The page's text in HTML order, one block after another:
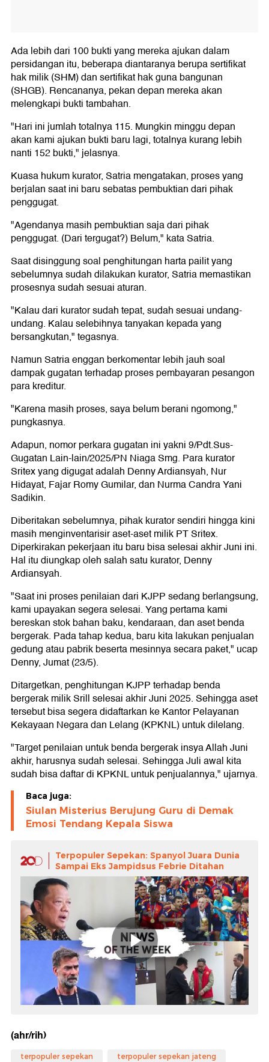
Ada lebih dari 100 bukti yang mereka ajukan dalam
persidangan itu, beberapa diantaranya berupa sertifikat
hak milik (SHM) dan sertifikat hak guna bangunan
(SHGB). Rencananya, pekan depan mereka akan
melengkapi bukti tambahan.
"Hari ini jumlah totalnya 115. Mungkin minggu depan
akan kami ajukan bukti baru lagi, totalnya kurang lebih
nanti 152 bukti," jelasnya.
Kuasa hukum kurator, Satria mengatakan, proses yang
berjalan saat ini baru sebatas pembuktian dari pihak
penggugat.
"Agendanya masih pembuktian saja dari pihak
penggugat. (Dari tergugat?) Belum," kata Satria.
Saat disinggung soal penghitungan harta pailit yang
sebelumnya sudah dilakukan kurator, Satria memastikan
prosesnya sudah sesuai aturan.
"Kalau dari kurator sudah tepat, sudah sesuai undang-
undang. Kalau selebihnya tanyakan kepada yang
bersangkutan," tegasnya.
Namun Satria enggan berkomentar lebih jauh soal
dampak gugatan terhadap proses pembayaran pesangon
para kreditur.
"Karena masih proses, saya belum berani ngomong,"
pungkasnya.
Adapun, nomor perkara gugatan ini yakni 9/Pdt.Sus-
Gugatan Lain-lain/2025/PN Niaga Smg. Para kurator
Sritex yang digugat adalah Denny Ardiansyah, Nur
Hidayat, Fajar Romy Gumilar, dan Nurma Candra Yani
Sadikin.
Diberitakan sebelumnya, pihak kurator sendiri hingga kini
masih menginventarisir aset-aset milik PT Sritex.
Diperkirakan pekerjaan itu baru bisa selesai akhir Juni ini.
Hal itu diungkap oleh salah satu kurator, Denny
Ardiansyah.
"Saat ini proses penilaian dari KJPP sedang berlangsung,
kami upayakan segera selesai. Yang pertama kami
bereskan stok bahan baku, kendaraan, dan aset benda
bergerak. Pada tahap kedua, baru kita lakukan penjualan
gedung atau pabrik beserta mesinnya secara paket," ucap
Denny, Jumat (23/5).
Ditargetkan, penghitungan KJPP terhadap benda
bergerak milik Srill selesai akhir Juni 2025. Sehingga aset
tersebut bisa segera didaftarkan ke Kantor Pelayanan
Kekayaan Negara dan Lelang (KPKNL) untuk dilelang.
"Target penilaian untuk benda bergerak insya Allah Juni
akhir, harusnya sudah selesai. Sehingga Juli awal kita
sudah bisa daftar di KPKNL untuk penjualannya," ujarnya.
Baca juga:
Siulan Misterius Berujung Guru di Demak
Emosi Tendang Kepala Siswa
Terpopuler Sepekan: Spanyol Juara Dunia
Sampai Eks Jampidsus Febrie Ditahan
(ahr/rih)
terpopuler sepekan terpopuler sepekan jateng